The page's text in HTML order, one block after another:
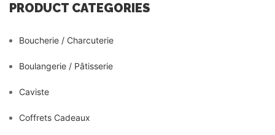
PRODUCT CATEGORIES
Boucherie / Charcuterie
Boulangerie / Pâtisserie
Caviste
Coffrets Cadeaux